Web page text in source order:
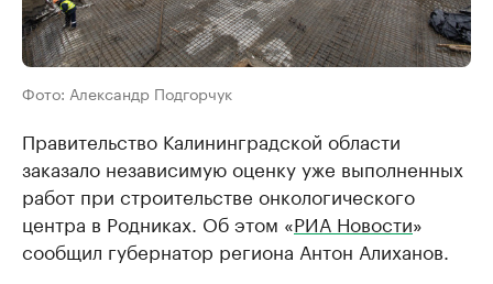
Фото: Александр Подгорчук
Правительство Калининградской области
заказало независимую оценку уже выполненных
работ при строительстве онкологического
центра в Родниках. Об этом «РИА Новости»
сообщил губернатор региона Антон Алиханов.